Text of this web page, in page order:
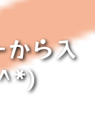
から入